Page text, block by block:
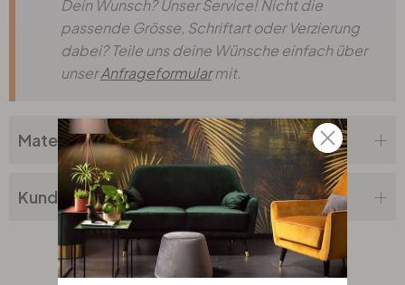
Dein Wunsch? Unser Service! Nicht die
passende Grösse, Schriftart oder Verzierung
dabei? Teile uns deine Wünsche einfach über
unserAnfrageformularmit.
Materialbeschreibung
Kundenbewertung
Verwandte Produkte